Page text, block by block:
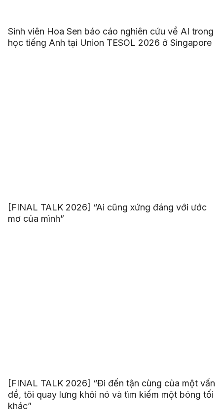
Sinh viên Hoa Sen báo cáo nghiên cứu về AI trong
học tiếng Anh tại Union TESOL 2026 ở Singapore
[FINAL TALK 2026] “Ai cũng xứng đáng với ước
mơ của mình”
[FINAL TALK 2026] “Đi đến tận cùng của một vấn
đề, tôi quay lưng khỏi nó và tìm kiếm một bóng tối
khác”